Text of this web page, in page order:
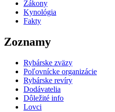
Zákony
Kynológia
Fakty
Zoznamy
Rybárske zväzy
Poľovnícke organizácie
Rybárske revíry
Dodávatelia
Dôležité info
Lovci